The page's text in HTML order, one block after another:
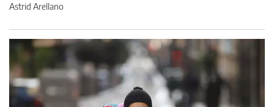
Astrid Arellano